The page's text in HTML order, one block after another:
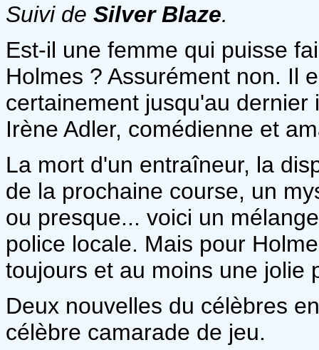
Suivi de Silver Blaze.
Est-il une femme qui puisse
Holmes ? Assurément non. Il
certainement jusqu'au
Irène Adler, comédienne et
La mort d'un entraîneur, la
de la prochaine course, un
ou presque... voici un
police locale. Mais pour
toujours et au moins une jolie
Deux nouvelles du célèbres
célèbre camarade de jeu.